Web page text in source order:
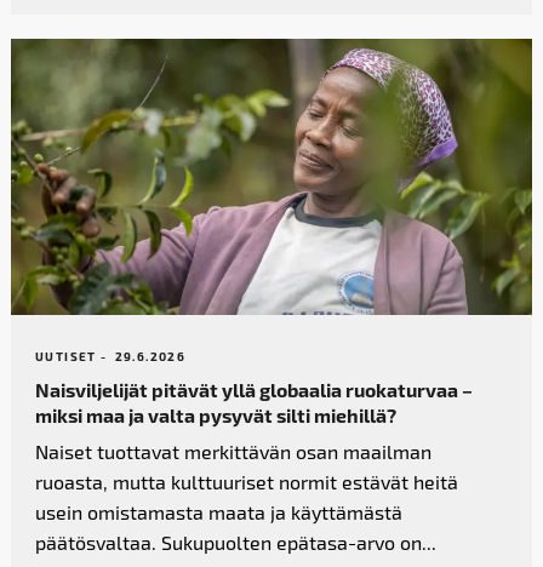
UUTISET - 29.6.2026
Naisviljelijät pitävät yllä globaalia ruokaturvaa –
miksi maa ja valta pysyvät silti miehillä?
Naiset tuottavat merkittävän osan maailman
ruoasta, mutta kulttuuriset normit estävät heitä
usein omistamasta maata ja käyttämästä
päätösvaltaa. Sukupuolten epätasa-arvo on...